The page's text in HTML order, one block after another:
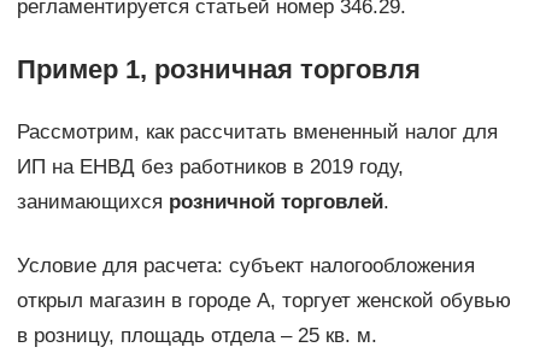
регламентируется статьей номер 346.29.
Пример 1, розничная торговля
Рассмотрим, как рассчитать вмененный налог для
ИП на ЕНВД без работников в 2019 году,
занимающихся розничной торговлей.
Условие для расчета: субъект налогообложения
открыл магазин в городе А, торгует женской обувью
в розницу, площадь отдела – 25 кв. м.